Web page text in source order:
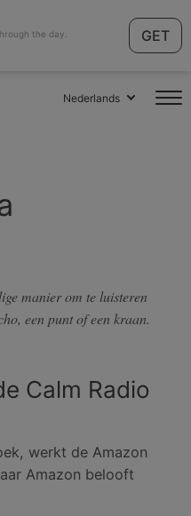
the day. GET
Nederlands
manier om te luisteren
een punt of een kraan.
Calm Radio
werkt de Amazon
Amazon belooft